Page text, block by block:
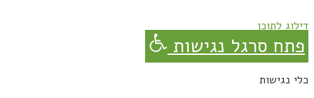
דילוג לתוכן
פתח סרגל נגישות
כלי נגישות